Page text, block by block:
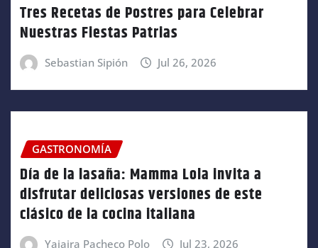
Tres Recetas de Postres para Celebrar
Nuestras Fiestas Patrias
Sebastian Sipión Jul 26, 2026
GASTRONOMÍA
Día de la lasaña: Mamma Lola invita a
disfrutar deliciosas versiones de este
clásico de la cocina italiana
Yajaira Pacheco Polo Jul 23, 2026